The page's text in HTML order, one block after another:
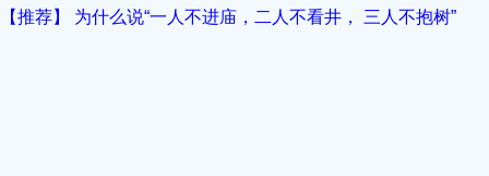
【推荐】 为什么说“一人不进庙，二人不看井， 三人不抱树”